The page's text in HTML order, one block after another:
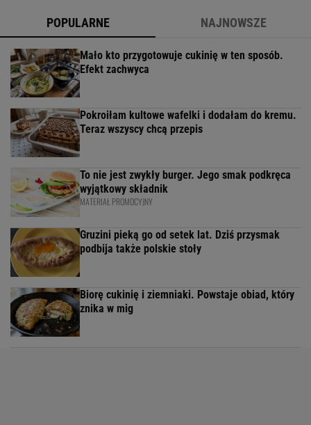
POPULARNE NAJNOWSZE
Mało kto przygotowuje cukinię w ten sposób.
Efekt zachwyca
Pokroiłam kultowe wafelki i dodałam do kremu.
Teraz wszyscy chcą przepis
To nie jest zwykły burger. Jego smak podkręca
wyjątkowy składnik
MATERIAŁ PROMOCYJNY
Gruzini pieką go od setek lat. Dziś przysmak
podbija także polskie stoły
Biorę cukinię i ziemniaki. Powstaje obiad, który
znika w mig